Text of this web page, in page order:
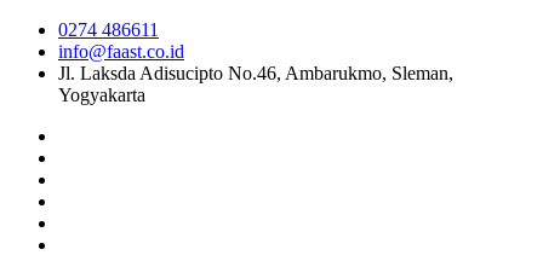
0274 486611
info@faast.co.id
Jl. Laksda Adisucipto No.46, Ambarukmo, Sleman,
Yogyakarta